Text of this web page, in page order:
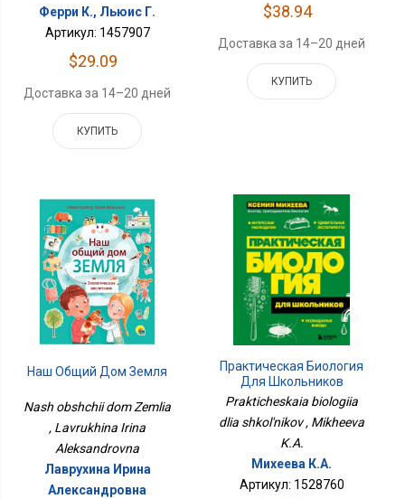
Ферри К., Льюис Г.
Артикул: 1457907
$29.09
Доставка за 14–20 дней
КУПИТЬ
$38.94
Доставка за 14–20 дней
КУПИТЬ
Наш Общий Дом Земля
Nash obshchii dom Zemlia
, Lavrukhina Irina
Aleksandrovna
Лаврухина Ирина
Александровна
Практическая Биология
Для Школьников
Prakticheskaia biologiia
dlia shkol'nikov , Mikheeva
K.A.
Михеева К.А.
Артикул: 1528760